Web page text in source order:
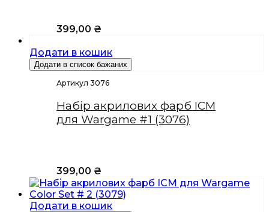
399,00 ₴
Додати в кошик
Додати в список бажаних
Артикул 3076
Набір акрилових фарб ICM
для Wargame #1 (3076)
399,00 ₴
Додати в кошик